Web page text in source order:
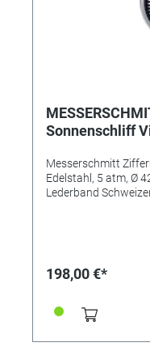
Sonnenschliff
Messerschmitt
Edelstahl, 5 atm, Ø
Lederband
198,00 €*